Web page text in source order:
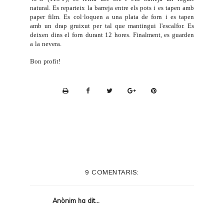
natural. Es reparteix la barreja entre els pots i es tapen amb
paper film. Es col·loquen a una plata de forn i es tapen
amb un drap gruixut per tal que mantingui l'escalfor. Es
deixen dins el forn durant 12 hores. Finalment, es guarden
a la nevera.
Bon profit!
9 COMENTARIS:
Anònim ha dit...